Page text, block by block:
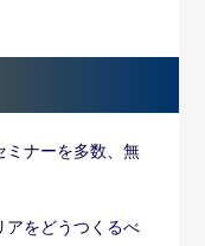
ミナーを多数、無
アをどうつくるべ